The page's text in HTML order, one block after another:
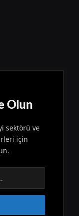
Olun
sektörü ve
için